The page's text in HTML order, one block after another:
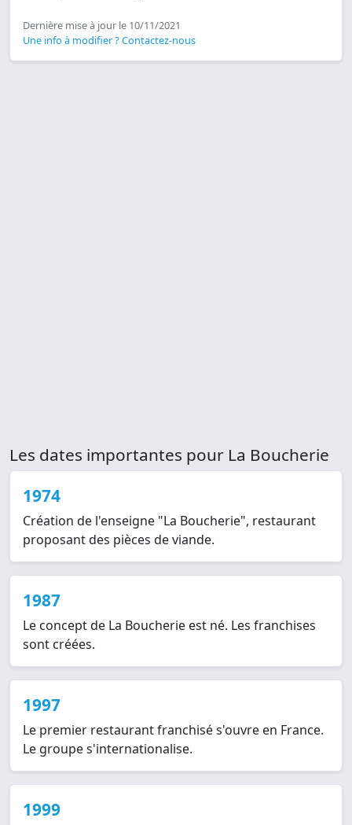
Dernière mise à jour le 10/11/2021
Une info à modifier ? Contactez-nous
Les dates importantes pour La Boucherie
1974
Création de l'enseigne "La Boucherie", restaurant
proposant des pièces de viande.
1987
Le concept de La Boucherie est né. Les franchises
sont créées.
1997
Le premier restaurant franchisé s'ouvre en France.
Le groupe s'internationalise.
1999